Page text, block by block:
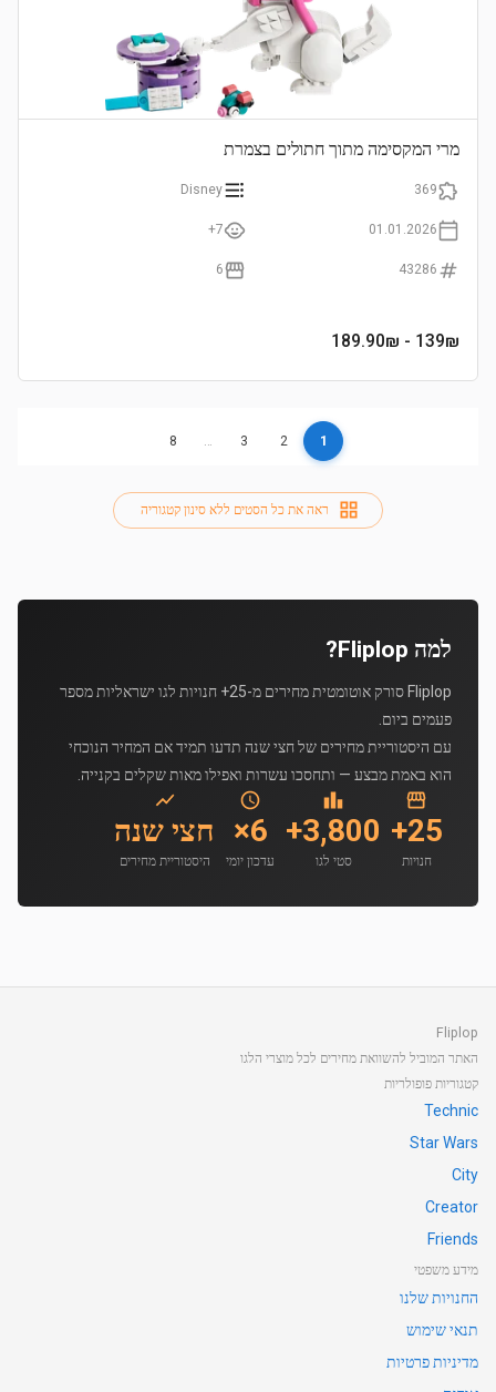
מרי המקסימה מתוך חתולים בצמרת
369
Disney
01.01.2026
7+
43286
6
139₪
- 189.90₪
1
2
3
8
ראה את כל הסטים ללא סינון קטגוריה
למה Fliplop?
Fliplop סורק אוטומטית מחירים מ-25+ חנויות לגו ישראליות מספר
פעמים ביום.
עם היסטוריית מחירים של חצי שנה תדעו תמיד אם המחיר הנוכחי
הוא באמת מבצע — ותחסכו עשרות ואפילו מאות שקלים בקנייה.
25+
חנויות
3,800+
סטי לגו
6×
עדכון יומי
חצי שנה
היסטוריית מחירים
Fliplop
האתר המוביל להשוואת מחירים לכל מוצרי הלגו
קטגוריות פופולריות
Technic
Star Wars
City
Creator
Friends
מידע משפטי
החנויות שלנו
תנאי שימוש
מדיניות פרטיות